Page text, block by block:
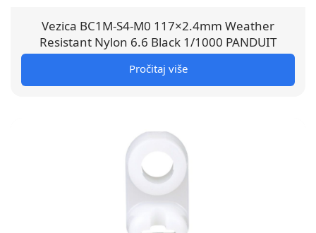
Vezica BC1M-S4-M0 117×2.4mm Weather
Resistant Nylon 6.6 Black 1/1000 PANDUIT
Pročitaj više